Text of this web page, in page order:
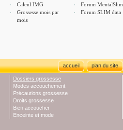
Calcul IMG
Grossesse mois par
mois
Forum MentalSlim
Forum SLIM data
accueil plan du site
Dossiers grossesse
Modes accouchement
Précautions grossesse
Droits grossesse
Bien accoucher
Enceinte et mode